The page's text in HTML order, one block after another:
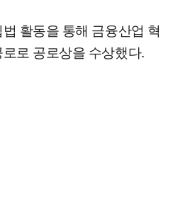
활동을 통해 금융산업 혁
로 공로상을 수상했다.